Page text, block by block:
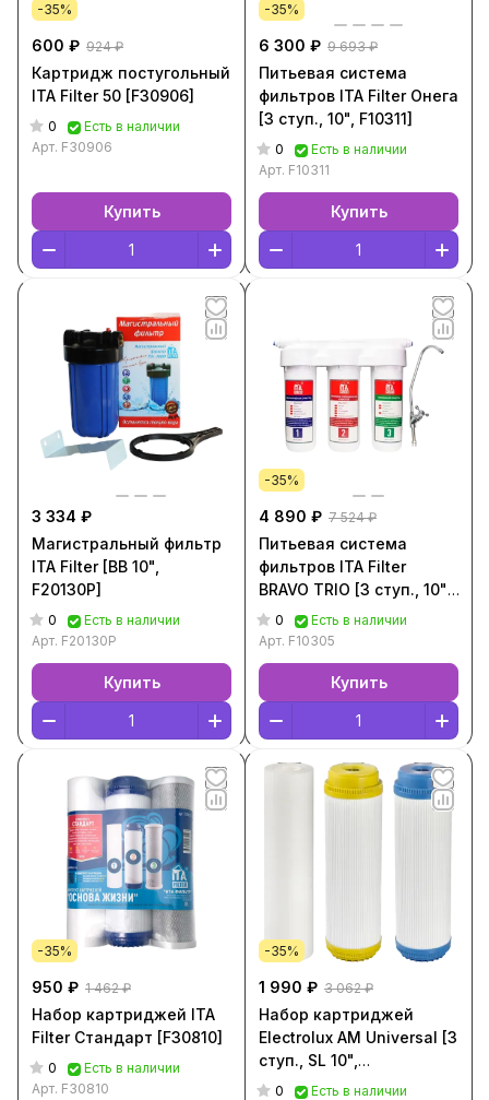
-35%
600 ₽ 924 ₽
Картридж постугольный
ITA Filter 50 [F30906]
0
Есть в наличии
Арт. F30906
Купить
-35%
6 300 ₽ 9 693 ₽
Питьевая система
фильтров ITA Filter Онега
[3 ступ., 10", F10311]
0
Есть в наличии
Арт. F10311
Купить
3 334 ₽
Магистральный фильтр
ITA Filter [BB 10",
F20130P]
0
Есть в наличии
Арт. F20130P
Купить
-35%
4 890 ₽ 7 524 ₽
Питьевая система
фильтров ITA Filter
BRAVO TRIO [3 ступ., 10",
F10305]
0
Есть в наличии
Арт. F10305
Купить
-35%
950 ₽ 1 462 ₽
Набор картриджей ITA
Filter Стандарт [F30810]
0
Есть в наличии
Арт. F30810
-35%
1 990 ₽ 3 062 ₽
Набор картриджей
Electrolux AM Universal [3
ступ., SL 10",
НС-1300128]
0
Есть в наличии